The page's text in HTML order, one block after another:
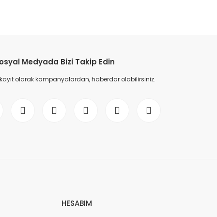
Medyada Bizi Takip Edin
olarak kampanyalardan, haberdar olabilirsiniz.
HESABIM